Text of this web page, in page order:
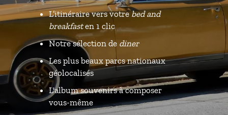
L’itinéraire vers votrebed and
breakfasten 1 clic
Notre sélection de diner
Les plus beaux parcs nationaux
géolocalisés
L'album souvenirs à composer
vous-même